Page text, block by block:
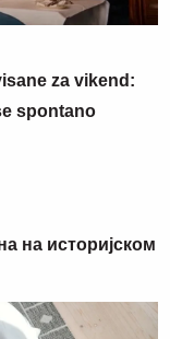
za vikend:
spontano
на историјском